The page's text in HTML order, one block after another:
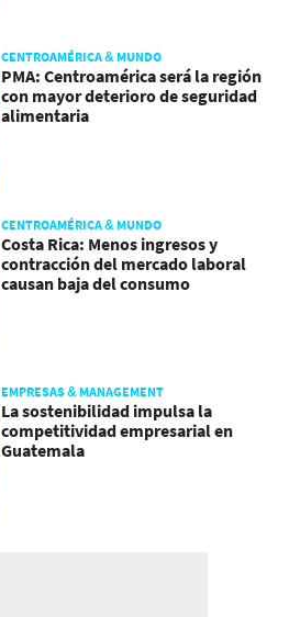
CENTROAMÉRICA & MUNDO
PMA: Centroamérica será la región
con mayor deterioro de seguridad
alimentaria
CENTROAMÉRICA & MUNDO
Costa Rica: Menos ingresos y
contracción del mercado laboral
causan baja del consumo
EMPRESAS & MANAGEMENT
La sostenibilidad impulsa la
competitividad empresarial en
Guatemala